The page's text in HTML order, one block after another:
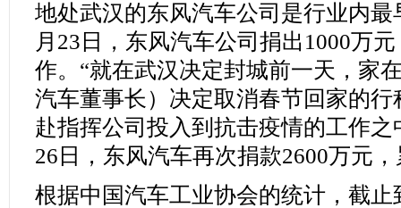
地处武汉的东风汽车公司是行业内
月23日，东风汽车公司捐出1000万
作。“就在武汉决定封城前一天，家
汽车董事长）决定取消春节回家的
赴指挥公司投入到抗击疫情的工作之
26日，东风汽车再次捐款2600万元
根据中国汽车工业协会的统计，截止